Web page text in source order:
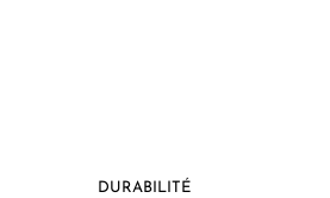
DURABILITÉ